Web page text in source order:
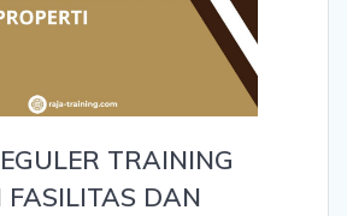
TRAINING
FASILITAS DAN